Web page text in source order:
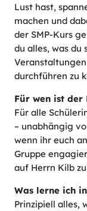
Lust hast,
machen und
der SMP-Kurs
du alles, was du
durchführen zu
Für wen ist der
Für alle
– unabhängig
wenn ihr euch
Gruppe
auf Herrn Kilb
Was lerne ich
Prinzipiell alles,